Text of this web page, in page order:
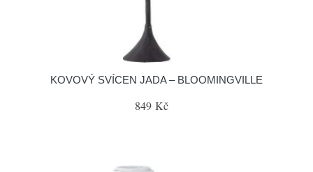
KOVOVÝ SVÍCEN JADA – BLOOMINGVILLE
849 Kč